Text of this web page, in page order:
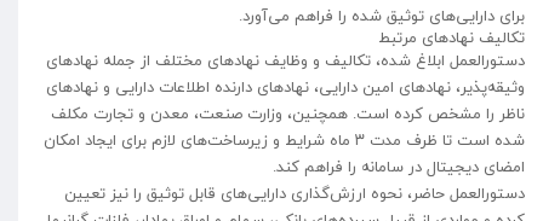
برای دارایی‌های توثیق شده را فراهم می‌آورد.
تکالیف نهادهای مرتبط
دستورالعمل ابلاغ شده، تکالیف و وظایف نهادهای مختلف از جمله نهادهای
وثیقه‌پذیر، نهادهای امین دارایی، نهادهای دارنده اطلاعات دارایی و نهادهای
ناظر را مشخص کرده است. همچنین، وزارت صنعت، معدن و تجارت مکلف
شده است تا ظرف مدت ۳ ماه شرایط و زیرساخت‌های لازم برای ایجاد امکان
امضای دیجیتال در سامانه را فراهم کند.
دستورالعمل حاضر، نحوه ارزش‌گذاری دارایی‌های قابل توثیق را نیز تعیین